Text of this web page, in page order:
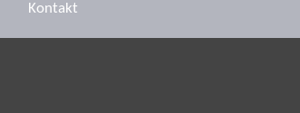
Kontakt